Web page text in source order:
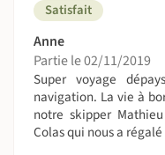
Attention : il est
nager pour pouvoir
On sera combien ?
De 1 à 12 personnes.
La capacité des
Satisfait
Anne
Partie le 02/11/2019
Super voyage
navigation. La vie à
notre skipper
Colas qui nous a